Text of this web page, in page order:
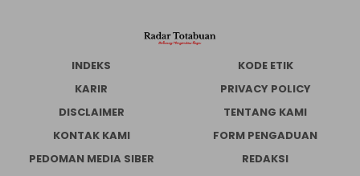
INDEKS
KODE ETIK
KARIR
PRIVACY POLICY
DISCLAIMER
TENTANG KAMI
KONTAK KAMI
FORM PENGADUAN
PEDOMAN MEDIA SIBER
REDAKSI